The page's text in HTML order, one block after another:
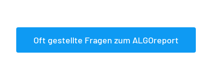
Oft gestellte Fragen zum ALGOreport